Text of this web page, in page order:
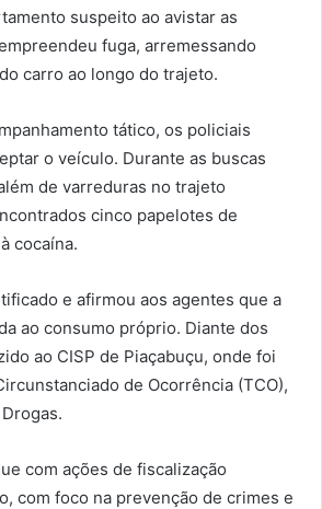
suspeito ao avistar as
fuga, arremessando
carro ao longo do trajeto.
tático, os policiais
o veículo. Durante as buscas
de varreduras no trajeto
cinco papelotes de
cocaína.
e afirmou aos agentes que a
ao consumo próprio. Diante dos
ao CISP de Piaçabuçu, onde foi
de Ocorrência (TCO),
com ações de fiscalização
com foco na prevenção de crimes e